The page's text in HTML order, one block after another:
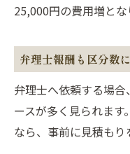
25,000円の費用増とな
弁理士報酬も区分数
弁理士へ依頼する場
ースが多く見られます
なら、事前に見積もり